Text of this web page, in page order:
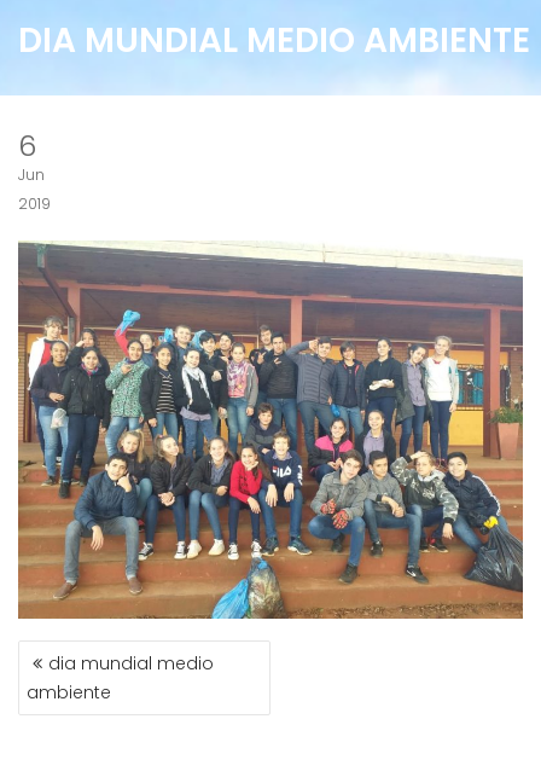
DIA MUNDIAL MEDIO AMBIENTE
6
Jun
2019
NAVEGACIÓN
DE
ENTRADAS
dia mundial medio
ambiente